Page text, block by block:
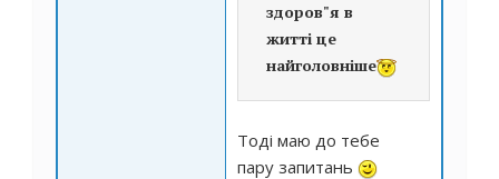
здоров"я в
житті це
найголовніше
Тоді маю до тебе
пару запитань